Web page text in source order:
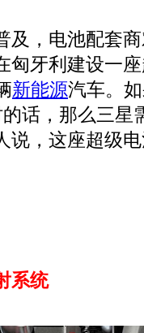
及，电池配套
匈牙利建设一
新能源汽车。
话，那么三星
说，这座超级
系统